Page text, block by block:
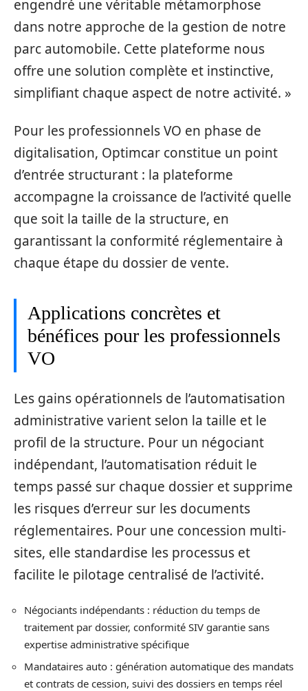
engendré une véritable métamorphose
dans notre approche de la gestion de notre
parc automobile. Cette plateforme nous
offre une solution complète et instinctive,
simplifiant chaque aspect de notre activité. »
Pour les professionnels VO en phase de
digitalisation, Optimcar constitue un point
d’entrée structurant : la plateforme
accompagne la croissance de l’activité quelle
que soit la taille de la structure, en
garantissant la conformité réglementaire à
chaque étape du dossier de vente.
Applications concrètes et
bénéfices pour les professionnels
VO
Les gains opérationnels de l’automatisation
administrative varient selon la taille et le
profil de la structure. Pour un négociant
indépendant, l’automatisation réduit le
temps passé sur chaque dossier et supprime
les risques d’erreur sur les documents
réglementaires. Pour une concession multi-
sites, elle standardise les processus et
facilite le pilotage centralisé de l’activité.
Négociants indépendants : réduction du temps de
traitement par dossier, conformité SIV garantie sans
expertise administrative spécifique
Mandataires auto : génération automatique des mandats
et contrats de cession, suivi des dossiers en temps réel